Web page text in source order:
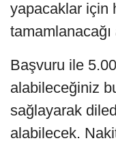
yapacaklar için
tamamlanacağı
Başvuru ile
alabileceğiniz
sağlayarak
alabilecek.